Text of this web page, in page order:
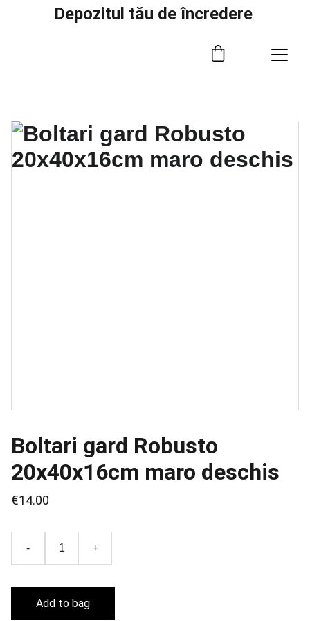
Depozitul tău de încredere
Boltari gard Robusto
20x40x16cm maro deschis
€14.00
- +
Add to bag